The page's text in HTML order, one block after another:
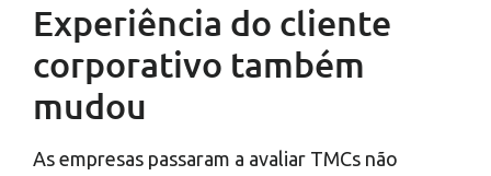
Experiência do cliente
corporativo também
mudou
As empresas passaram a avaliar TMCs não